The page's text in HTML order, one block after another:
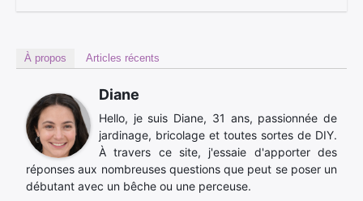
À propos Articles récents
Diane
Hello, je suis Diane, 31 ans, passionnée de
jardinage, bricolage et toutes sortes de DIY.
À travers ce site, j'essaie d'apporter des
réponses aux nombreuses questions que peut se poser un
débutant avec un bêche ou une perceuse.